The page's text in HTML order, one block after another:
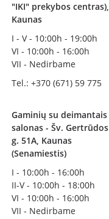
"IKI" prekybos centras),
Kaunas
I - V - 10:00h - 19:00h
VI - 10:00h - 16:00h
VII - Nedirbame
Tel.: +370 (671) 59 775
Gaminių su deimantais
salonas - Šv. Gertrūdos
g. 51A, Kaunas
(Senamiestis)
I - 10:00h - 16:00h
II-V - 10:00h - 18:00h
VI - 10:00h - 16:00h
VII - Nedirbame